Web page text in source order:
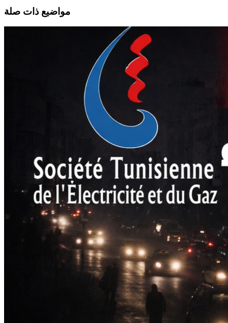
مواضيع ذات صلة